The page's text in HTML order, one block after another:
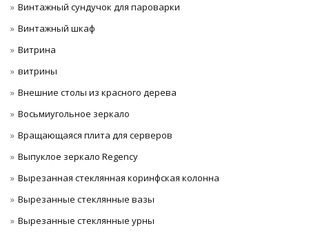
Винтажный сундучок для пароварки
Винтажный шкаф
Витрина
витрины
Внешние столы из красного дерева
Восьмиугольное зеркало
Вращающаяся плита для серверов
Выпуклое зеркало Regency
Вырезанная стеклянная коринфская колонна
Вырезанные стеклянные вазы
Вырезанные стеклянные урны